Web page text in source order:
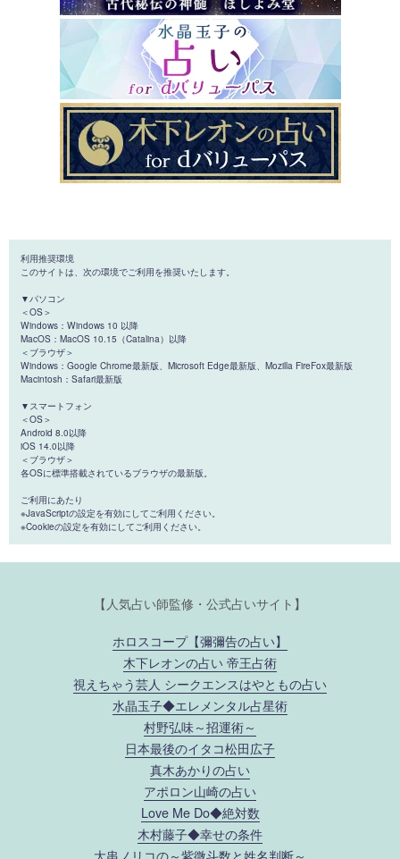
利用推奨環境
このサイトは、次の環境でご利用を推奨いたします。
▼パソコン
＜OS＞
Windows：Windows 10 以降
MacOS：MacOS 10.15（Catalina）以降
＜ブラウザ＞
Windows：Google Chrome最新版、Microsoft Edge最新版、Mozilla FireFox最新版
Macintosh：Safari最新版
▼スマートフォン
＜OS＞
Android 8.0以降
iOS 14.0以降
＜ブラウザ＞
各OSに標準搭載されているブラウザの最新版。
ご利用にあたり
※JavaScriptの設定を有効にしてご利用ください。
※Cookieの設定を有効にしてご利用ください。
【人気占い師監修・公式占いサイト】
ホロスコープ【彌彌告の占い】
木下レオンの占い 帝王占術
視えちゃう芸人 シークエンスはやともの占い
水晶玉子◆エレメンタル占星術
村野弘味～招運術～
日本最後のイタコ松田広子
真木あかりの占い
アポロン山崎の占い
Love Me Do◆絶対数
木村藤子◆幸せの条件
大串ノリコの～紫微斗数と姓名判断～